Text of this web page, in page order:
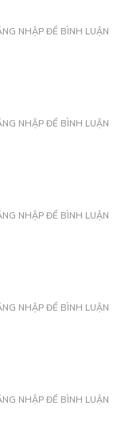
NHẬP ĐỂ BÌNH LUẬN
NHẬP ĐỂ BÌNH LUẬN
NHẬP ĐỂ BÌNH LUẬN
NHẬP ĐỂ BÌNH LUẬN
NHẬP ĐỂ BÌNH LUẬN